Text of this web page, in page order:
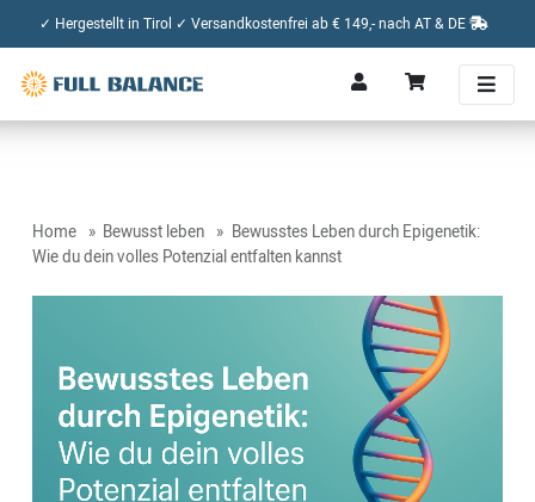
✓ Hergestellt in Tirol ✓ Versandkostenfrei ab € 149,- nach AT & DE
Home Bewusst leben
Bewusstes Leben durch Epigenetik:
Wie du dein volles Potenzial entfalten kannst